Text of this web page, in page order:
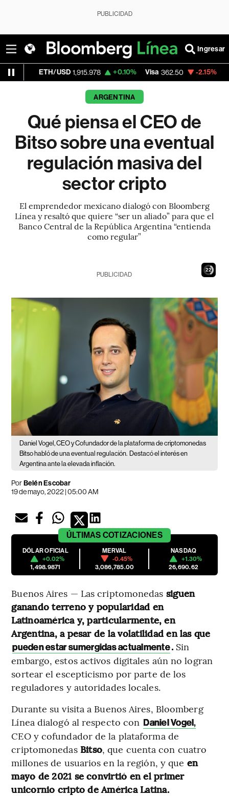
PUBLICIDAD
Ingresar
1,915.978 +0.10% Visa 362.50 -2.15% MercadoLibre
ARGENTINA
Qué piensa el CEO de
Bitso sobre una eventual
regulación masiva del
sector cripto
El emprendedor mexicano dialogó con Bloomberg
Línea y resaltó que quiere “ser un aliado” para que el
Banco Central de la República Argentina “entienda
como regular”
21
PUBLICIDAD
Daniel Vogel, CEO y Cofundador de la plataforma de criptomonedas
Bitso habló de una eventual regulación. Destacó el interés en
Argentina ante la elevada inflación.
PorBelén Escobar
19 de mayo, 2022 | 05:00 AM
ÚLTIMAS COTIZACIONES
DÓLAR OFICIAL
+0.02%
1,498.9871
MERVAL
-0.45%
3,086,785.00
NASDAQ
+1.30%
26,690.62
Buenos Aires — Las criptomonedas siguen
ganando terreno y popularidad en
Latinoamérica y, particularmente, en
Argentina, a pesar de la volatilidad en las que
pueden estar sumergidas actualmente. Sin
embargo, estos activos digitales aún no logran
sortear el escepticismo por parte de los
reguladores y autoridades locales.
Durante su visita a Buenos Aires, Bloomberg
Línea dialogó al respecto con Daniel Vogel,
CEO y cofundador de la plataforma de
criptomonedas Bitso, que cuenta con cuatro
millones de usuarios en la región, y que en
mayo de 2021 se convirtió en el primer
unicornio cripto de América Latina.